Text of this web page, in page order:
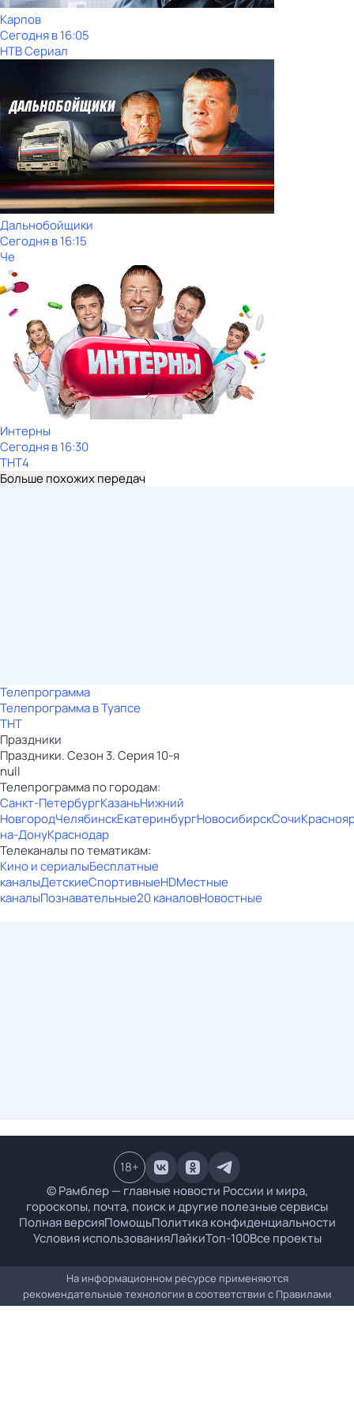
Карпов
Сегодня в 16:05
НТВ Сериал
Дальнобойщики
Сегодня в 16:15
Че
Интерны
Сегодня в 16:30
ТНТ4
Больше похожих передач
Телепрограмма
Телепрограмма в Туапсе
ТНТ
Праздники
Праздники. Сезон 3. Серия 10-я
null
Телепрограмма по городам:
Санкт-ПетербургКазаньНижний
НовгородЧелябинскЕкатеринбургНовосибирскСочи
на-ДонуКраснодар
Телеканалы по тематикам:
Кино и сериалыБесплатные
каналыДетскиеСпортивныеHDМестные
каналыПознавательные20 каналовНовостные
© Рамблер — главные новости России и мира,
гороскопы, почта, поиск и другие полезные сервисы
Полная версияПомощьПолитика конфиденциальности
Условия использованияЛайкиТоп-100Все проекты
18+
На информационном ресурсе применяются
рекомендательные технологии в соответствии с Правилами